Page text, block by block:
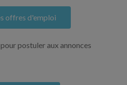
offres d'emploi
postuler aux annonces